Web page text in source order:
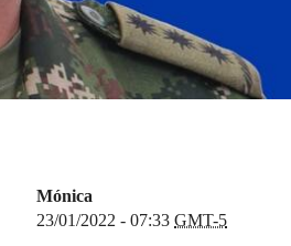
Mónica
23/01/2022 - 07:33 GMT-5